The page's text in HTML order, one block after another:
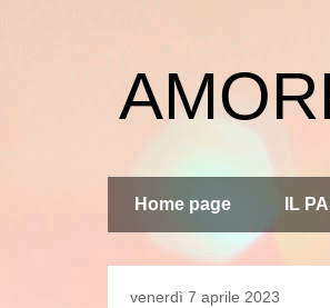
Home page IL
venerdì 7 aprile 2023